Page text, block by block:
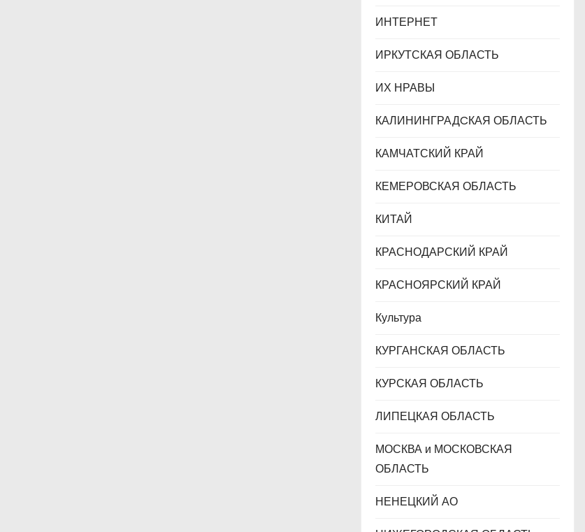
ИНТЕРНЕТ
ИРКУТСКАЯ ОБЛАСТЬ
ИХ НРАВЫ
КАЛИНИНГРАДCКАЯ ОБЛАСТЬ
КАМЧАТСКИЙ КРАЙ
КЕМЕРОВСКАЯ ОБЛАСТЬ
КИТАЙ
КРАСНОДАРСКИЙ КРАЙ
КРАСНОЯРСКИЙ КРАЙ
Культура
КУРГАНСКАЯ ОБЛАСТЬ
КУРСКАЯ ОБЛАСТЬ
ЛИПЕЦКАЯ ОБЛАСТЬ
МОСКВА и МОСКОВСКАЯ
ОБЛАСТЬ
НЕНЕЦКИЙ АО